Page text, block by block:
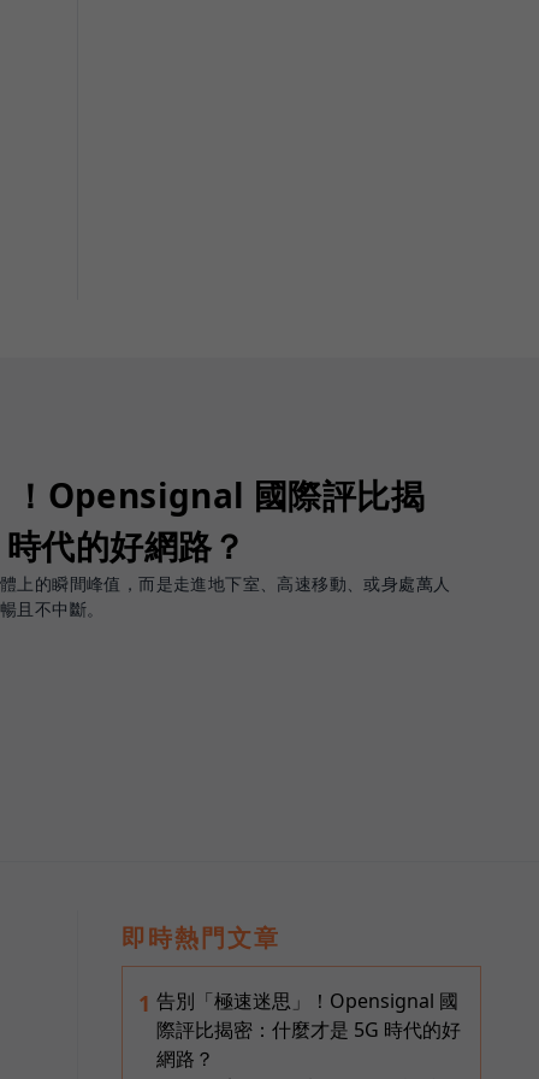
！Opensignal 國際評比揭
代的好網路？
上的瞬間峰值，而是走進地下室、高速移動、或身處萬人
且不中斷。
即時熱門文章
1 告別「極速迷思」！Opensignal 國
際評比揭密：什麼才是 5G 時代的好
網路？